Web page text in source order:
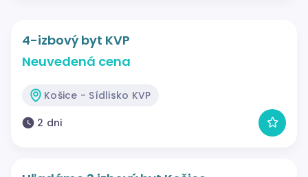
4-izbový byt KVP
Neuvedená cena
Košice - Sídlisko KVP
2 dni